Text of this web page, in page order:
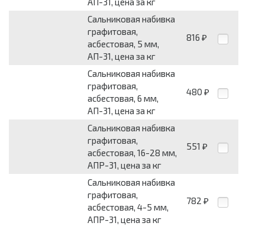
Сальниковая набивка
графитовая,
асбестовая, 5 мм,
АП-31, цена за кг
816 ₽
Сальниковая набивка
графитовая,
асбестовая, 6 мм,
АП-31, цена за кг
480 ₽
Сальниковая набивка
графитовая,
асбестовая, 16-28 мм,
АПР-31, цена за кг
551 ₽
Сальниковая набивка
графитовая,
асбестовая, 4-5 мм,
АПР-31, цена за кг
782 ₽